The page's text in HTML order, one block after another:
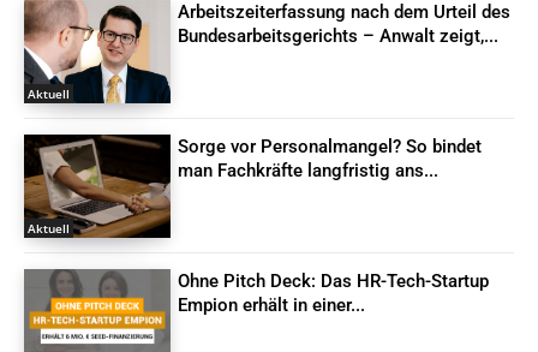
Aktuell
Arbeitszeiterfassung nach dem Urteil des
Bundesarbeitsgerichts – Anwalt zeigt,...
Aktuell
Sorge vor Personalmangel? So bindet
man Fachkräfte langfristig ans...
Ohne Pitch Deck: Das HR-Tech-Startup
Empion erhält in einer...